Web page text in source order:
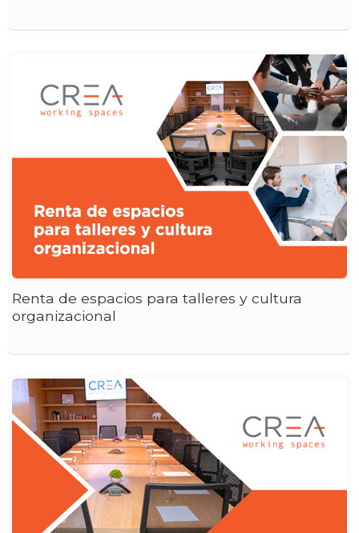
Renta de espacios para talleres y cultura
organizacional